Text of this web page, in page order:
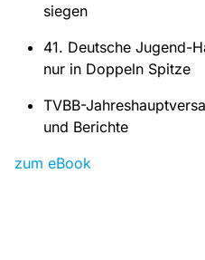
siegen
41. Deutsche Jugend-
nur in Doppeln Spitze
TVBB-
und Berichte
zum eBook